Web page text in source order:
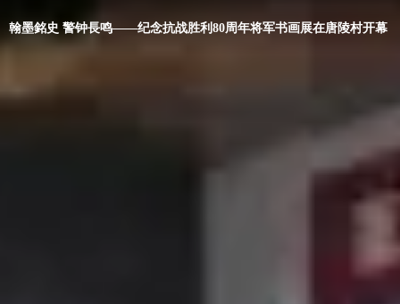
翰墨銘史 警钟長鸣——纪念抗战胜利80周年将军书画展在唐陵村开幕